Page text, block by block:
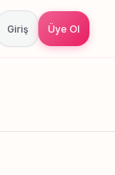
Giriş Üye Ol